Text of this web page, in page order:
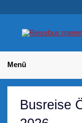
Menü
Busreise